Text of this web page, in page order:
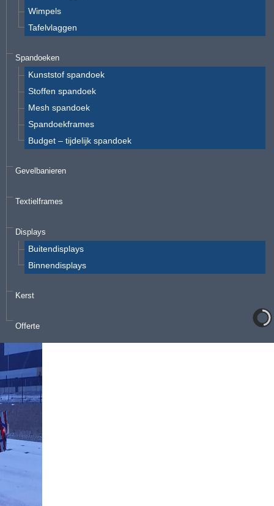
Wimpels
Tafelvlaggen
Spandoeken
Kunststof spandoek
Stoffen spandoek
Mesh spandoek
Spandoekframes
Budget – tijdelijk spandoek
Gevelbanieren
Textielframes
Displays
Buitendisplays
Binnendisplays
Kerst
Offerte